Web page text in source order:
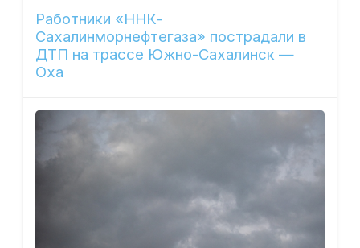
Работники «ННК-
Сахалинморнефтегаза» пострадали в
ДТП на трассе Южно-Сахалинск —
Оха